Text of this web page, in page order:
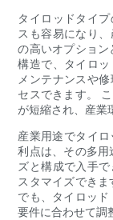
タイロッドタイ
スも容易になり
の高いオプショ
構造で、タイロッ
メンテナンスや
セスできます。
が短縮され、産業
産業用途でタイ
利点は、その多
ズと構成で入手
スタマイズでき
でも、タイロッ
要件に合わせて調